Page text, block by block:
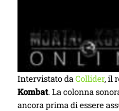
Intervistato daCollider, il
Kombat. La colonna
ancora prima di essere